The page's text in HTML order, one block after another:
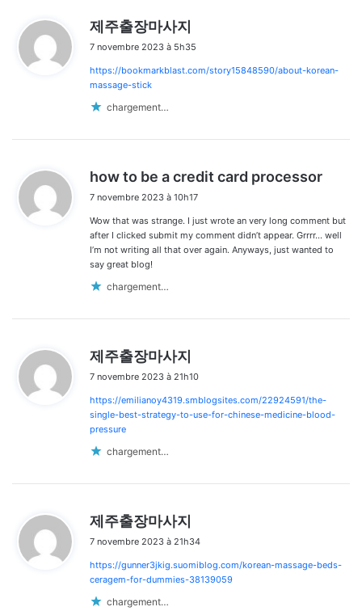
제주출장마사지
t
7 novembre 2023 à 5h35
https://bookmarkblast.com/story15848590/about-korean-
massage-stick
chargement…
how to be a credit card processor
7 novembre 2023 à 10h17
Wow that was strange. I just wrote an very long comment but
after I clicked submit my comment didn’t appear. Grrrr… well
I’m not writing all that over again. Anyways, just wanted to
say great blog!
chargement…
제주출장마사지
t
:
7 novembre 2023 à 21h10
https://emilianoy4319.smblogsites.com/22924591/the-
single-best-strategy-to-use-for-chinese-medicine-blood-
pressure
chargement…
제주출장마사지
t
:
7 novembre 2023 à 21h34
https://gunner3jkig.suomiblog.com/korean-massage-beds-
ceragem-for-dummies-38139059
chargement…